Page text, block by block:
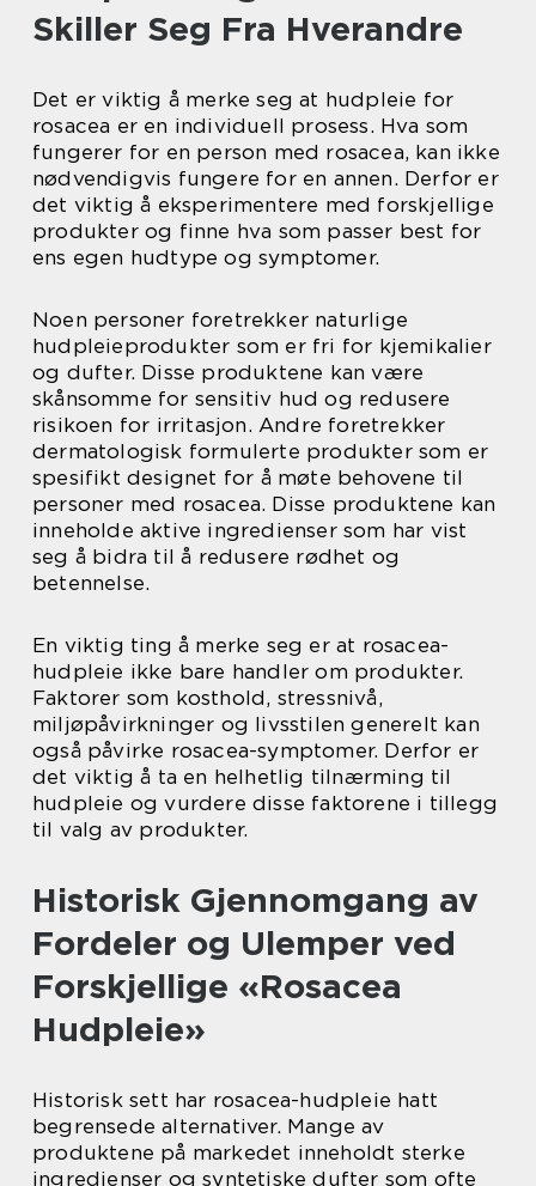
Skiller Seg Fra Hverandre
Det er viktig å merke seg at hudpleie for
rosacea er en individuell prosess. Hva som
fungerer for en person med rosacea, kan ikke
nødvendigvis fungere for en annen. Derfor er
det viktig å eksperimentere med forskjellige
produkter og finne hva som passer best for
ens egen hudtype og symptomer.
Noen personer foretrekker naturlige
hudpleieprodukter som er fri for kjemikalier
og dufter. Disse produktene kan være
skånsomme for sensitiv hud og redusere
risikoen for irritasjon. Andre foretrekker
dermatologisk formulerte produkter som er
spesifikt designet for å møte behovene til
personer med rosacea. Disse produktene kan
inneholde aktive ingredienser som har vist
seg å bidra til å redusere rødhet og
betennelse.
En viktig ting å merke seg er at rosacea-
hudpleie ikke bare handler om produkter.
Faktorer som kosthold, stressnivå,
miljøpåvirkninger og livsstilen generelt kan
også påvirke rosacea-symptomer. Derfor er
det viktig å ta en helhetlig tilnærming til
hudpleie og vurdere disse faktorene i tillegg
til valg av produkter.
Historisk Gjennomgang av
Fordeler og Ulemper ved
Forskjellige «Rosacea
Hudpleie»
Historisk sett har rosacea-hudpleie hatt
begrensede alternativer. Mange av
produktene på markedet inneholdt sterke
ingredienser og syntetiske dufter som ofte